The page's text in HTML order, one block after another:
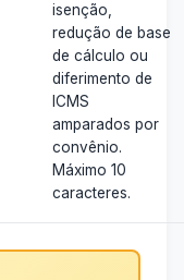
isenção,
redução de base
de cálculo ou
diferimento de
ICMS
amparados por
convênio.
Máximo 10
caracteres.